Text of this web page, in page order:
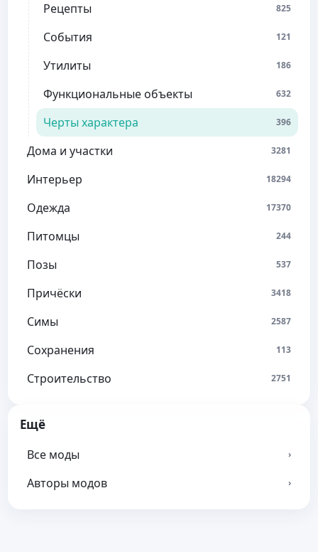
Рецепты 825
События 121
Утилиты 186
Функциональные объекты 632
Черты характера 396
Дома и участки 3281
Интерьер 18294
Одежда 17370
Питомцы 244
Позы 537
Причёски 3418
Симы 2587
Сохранения 113
Строительство 2751
Ещё
Все моды ›
Авторы модов ›